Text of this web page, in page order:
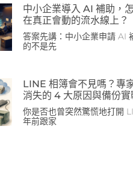
中小企業導入 AI 補助，
在真正會動的流水線上？
答案先講：中小企業申請 AI
的不是先
LINE 相簿會不見嗎？專
消失的 4 大原因與備份實
你是否也曾突然驚慌地打開
年前跟家